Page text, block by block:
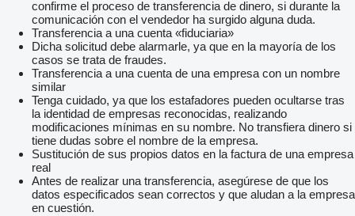
confirme el proceso de transferencia de dinero, si durante la
comunicación con el vendedor ha surgido alguna duda.
Transferencia a una cuenta «fiduciaria»
Dicha solicitud debe alarmarle, ya que en la mayoría de los
casos se trata de fraudes.
Transferencia a una cuenta de una empresa con un nombre
similar
Tenga cuidado, ya que los estafadores pueden ocultarse tras
la identidad de empresas reconocidas, realizando
modificaciones mínimas en su nombre. No transfiera dinero si
tiene dudas sobre el nombre de la empresa.
Sustitución de sus propios datos en la factura de una empresa
real
Antes de realizar una transferencia, asegúrese de que los
datos especificados sean correctos y que aludan a la empresa
en cuestión.